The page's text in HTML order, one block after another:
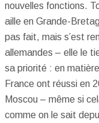
nouvelles fonctions.
aille en Grande-
pas fait, mais s’est
allemandes – elle le
sa priorité : en
France ont réussi en
Moscou – même si
comme on le sait